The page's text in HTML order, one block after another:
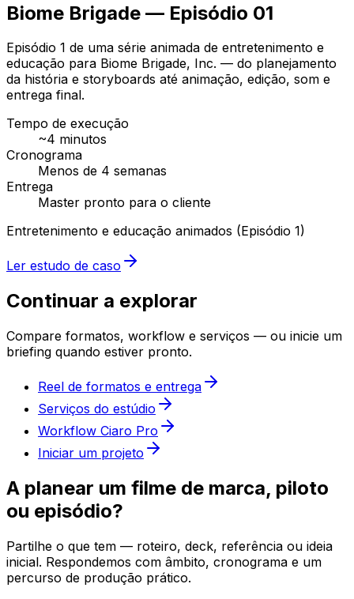
Biome Brigade — Episódio 01
Episódio 1 de uma série animada de entretenimento e
educação para Biome Brigade, Inc. — do planejamento
da história e storyboards até animação, edição, som e
entrega final.
Tempo de execução
~4 minutos
Cronograma
Menos de 4 semanas
Entrega
Master pronto para o cliente
Entretenimento e educação animados (Episódio 1)
Ler estudo de caso
Continuar a explorar
Compare formatos, workflow e serviços — ou inicie um
briefing quando estiver pronto.
Reel de formatos e entrega
Serviços do estúdio
Workflow Ciaro Pro
Iniciar um projeto
A planear um filme de marca, piloto
ou episódio?
Partilhe o que tem — roteiro, deck, referência ou ideia
inicial. Respondemos com âmbito, cronograma e um
percurso de produção prático.